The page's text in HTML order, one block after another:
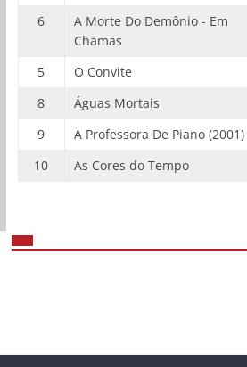
6
A Morte Do Demônio - Em
Chamas
5 O Convite
8
Águas Mortais
9
A Professora De Piano (2001)
10
As Cores do Tempo